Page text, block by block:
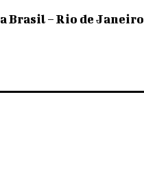
Brasil – Rio de Janeiro